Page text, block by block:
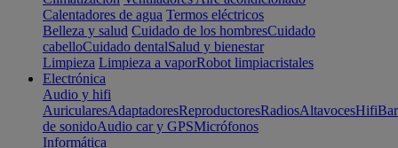
Calentadores de agua Termos eléctricos
Belleza y salud Cuidado de los hombresCuidado
cabelloCuidado dentalSalud y bienestar
Limpieza Limpieza a vaporRobot limpiacristales
Electrónica
Audio y hifi
AuricularesAdaptadoresReproductoresRadiosAltavocesHifi
de sonidoAudio car y GPSMicrófonos
Informática